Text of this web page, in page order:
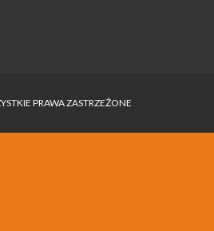
PRAWA ZASTRZEŻONE